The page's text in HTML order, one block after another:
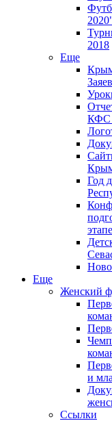
2018
Еще
КФС
Год
Еще
Женский
и
Ссылки